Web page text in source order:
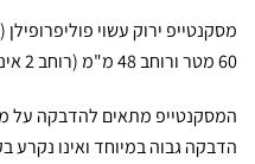
60 מטר ורוחב 48 מ"מ (רוחב 2 אינץ’) ועובי 45 מיקרון.
המסקנטייפ מתאים להדבקה על
הדבקה גבוה במיוחד ואינו נקרע